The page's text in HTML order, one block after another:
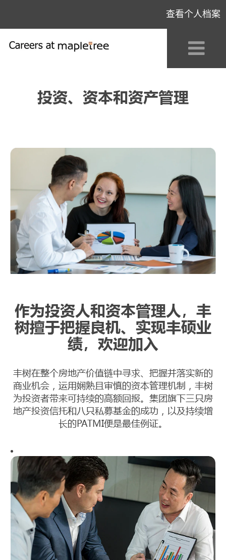
查看个人档案
投资、资本和资产管理
作为投资人和资本管理人，丰
树擅于把握良机、实现丰硕业
绩，欢迎加入
丰树在整个房地产价值链中寻求、把握并落实新的
商业机会，运用娴熟且审慎的资本管理机制，丰树
为投资者带来可持续的高额回报。集团旗下三只房
地产投资信托和八只私募基金的成功，以及持续增
长的PATMI便是最佳例证。